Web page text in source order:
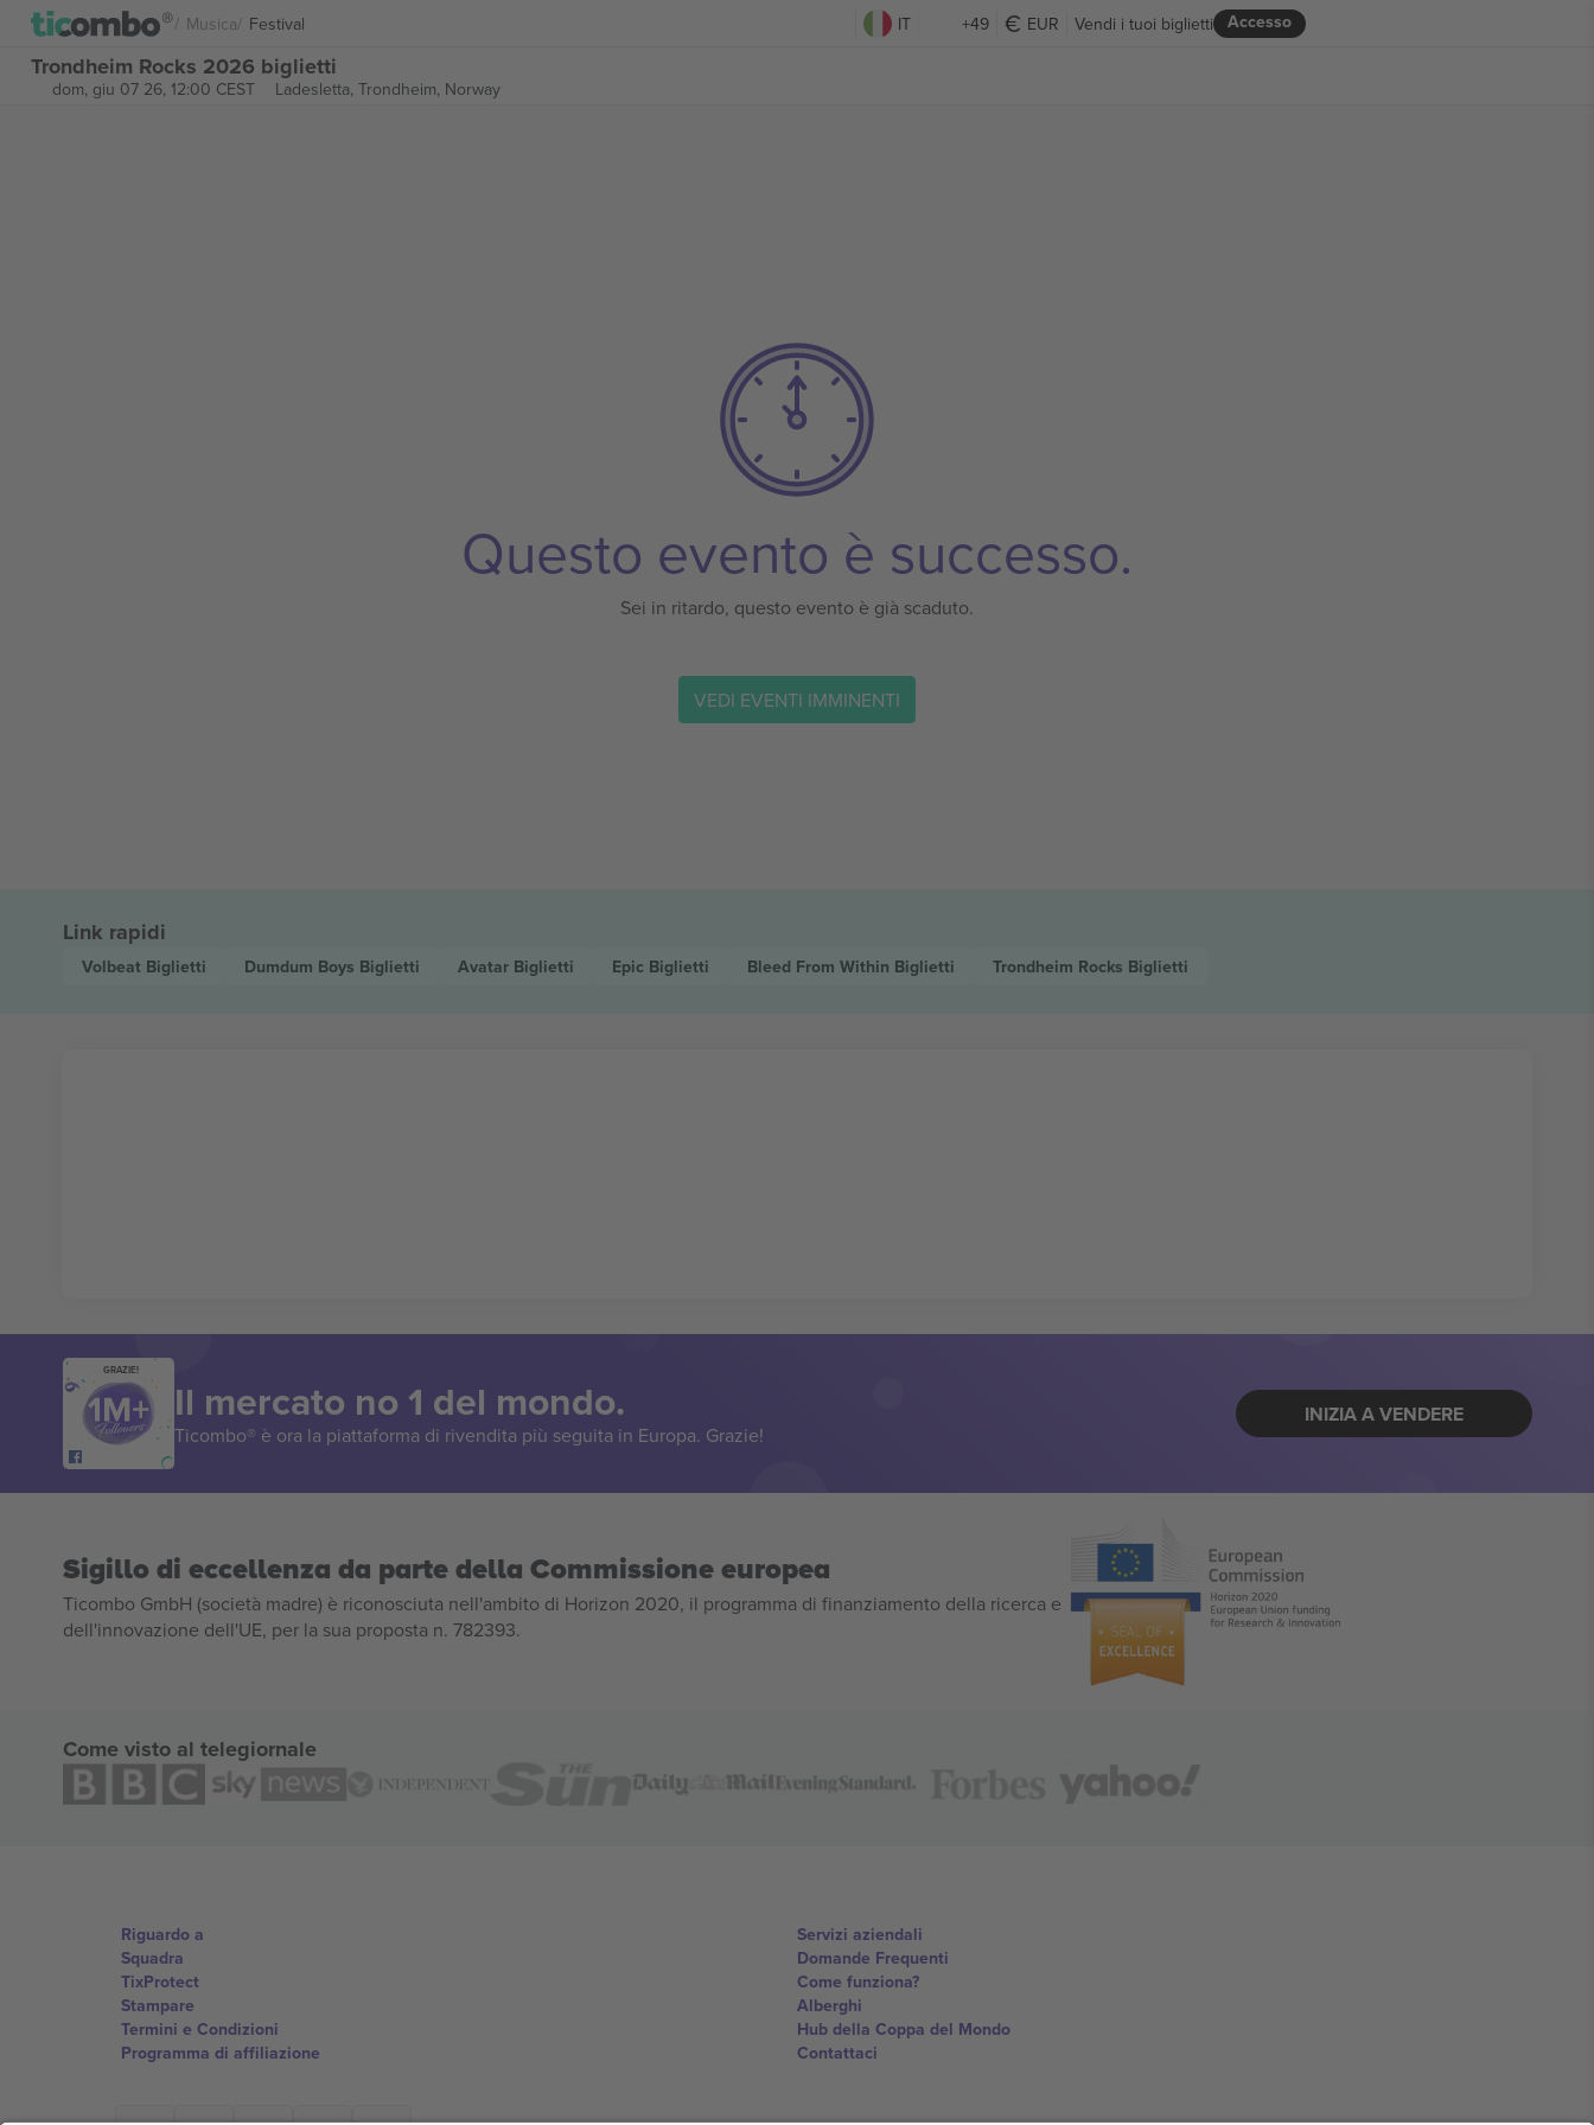
Musica Festival IT +49 EUR Accesso
Vendi i tuoi biglietti
Trondheim Rocks 2026 biglietti
dom, giu 07 26, 12:00 CEST Ladesletta, Trondheim, Norway
Questo evento è successo.
Sei in ritardo, questo evento è già scaduto.
VEDI EVENTI IMMINENTI
Link rapidi
Volbeat Biglietti Dumdum Boys Biglietti Avatar Biglietti Epic Biglietti Bleed From Within Biglietti Trondheim Rocks Biglietti
GRAZIE!
Il mercato no 1 del mondo.
Ticombo® è ora la piattaforma di rivendita più seguita in Europa. Grazie!
INIZIA A VENDERE
Sigillo di eccellenza da parte della Commissione europea
Ticombo GmbH (società madre) è riconosciuta nell'ambito di Horizon 2020, il programma di finanziamento della ricerca e
dell'innovazione dell'UE, per la sua proposta n. 782393.
Come visto al telegiornale
Riguardo a
Squadra
TixProtect
Stampare
Termini e Condizioni
Programma di affiliazione
Servizi aziendali
Domande Frequenti
Come funziona?
Alberghi
Hub della Coppa del Mondo
Contattaci